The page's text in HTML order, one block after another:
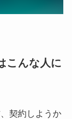
こんな人に
契約しようか